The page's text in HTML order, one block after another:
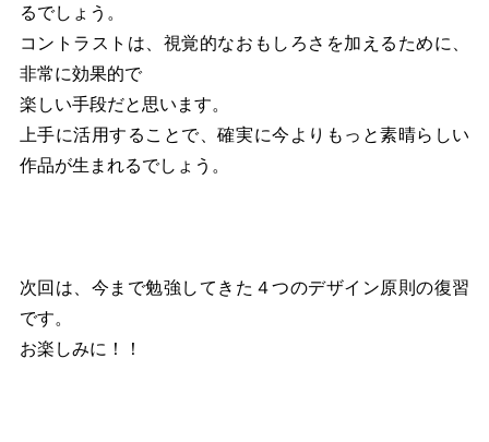
るでしょう。
コントラストは、視覚的なおもしろさを加えるために、
非常に効果的で
楽しい手段だと思います。
上手に活用することで、確実に今よりもっと素晴らしい
作品が生まれるでしょう。
次回は、今まで勉強してきた４つのデザイン原則の復習
です。
お楽しみに！！